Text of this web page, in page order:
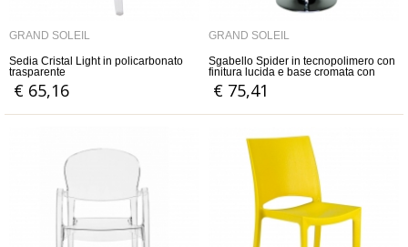
GRAND SOLEIL
Sedia Cristal Light in policarbonato
trasparente
€ 65,16
GRAND SOLEIL
Sgabello Spider in tecnopolimero con
finitura lucida e base cromata con
sistema di elevazione a gas
€ 75,41